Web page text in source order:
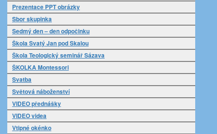
Prezentace PPT obrázky
Sbor skupinka
Sedmý den – den odpočinku
Škola Svatý Jan pod Skalou
Škola Teologický seminář Sázava
ŠKOLKA Montessori
Svatba
Světová náboženství
VIDEO přednášky
VIDEO videa
Vtipné okénko